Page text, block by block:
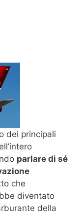
dei principali
parlare di sé
che
diventato
della